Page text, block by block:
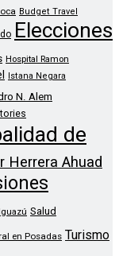
Budget Travel
Elecciones
Hospital Ramon
Istana Negara
N. Alem
de
Herrera Ahuad
Salud
en Posadas Turismo